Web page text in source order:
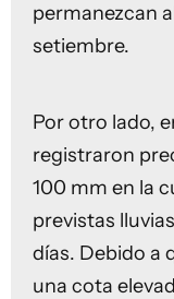
permanezcan
setiembre.
Por otro lado,
registraron
100 mm en la
previstas
días. Debido a
una cota